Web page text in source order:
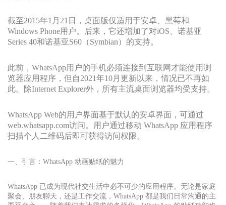
截至2015年1月21日，桌面版仅适用于安卓、黑莓和
Windows Phone用户。后来，它还增加了对iOS、诺基亚
Series 40和诺基亚S60（Symbian）的支持。
此前，WhatsApp用户的手机必须连接到互联网才能使用浏
览器应用程序，但自2021年10月更新以来，情况已不再如
此。除Internet Explorer外，所有主流桌面浏览器均受支持。
WhatsApp Web的用户界面基于默认的安卓界面，可通过
web.whatsapp.com访问。用户通过移动 WhatsApp 应用程序
扫描个人二维码后即可获得访问权限。
一、引言：WhatsApp 动画贴纸的魅力
WhatsApp 已成为现代社交生活中必不可少的应用程序。无论是家庭
聚会、朋友聊天，还是工作交流，WhatsApp 都是我们日常沟通的主